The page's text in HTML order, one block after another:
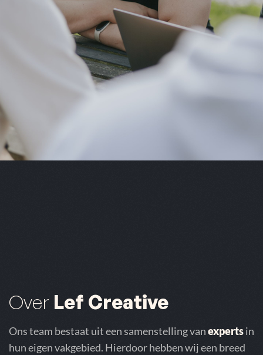
Over Lef Creative
Ons team bestaat uit een samenstelling vanexpertsin
hun eigen vakgebied. Hierdoor hebben wij een breed